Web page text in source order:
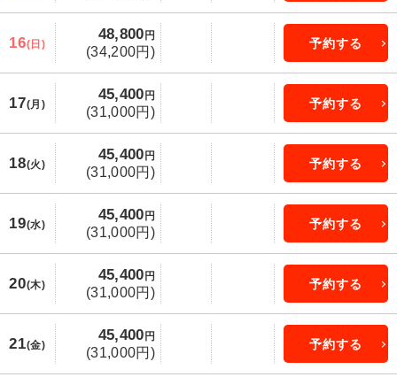
16(日)
48,800 円
(34,200円)
予約する
17(月)
45,400 円
(31,000円)
予約する
18(火)
45,400 円
(31,000円)
予約する
19(水)
45,400 円
(31,000円)
予約する
20(木)
45,400 円
(31,000円)
予約する
21(金)
45,400 円
(31,000円)
予約する